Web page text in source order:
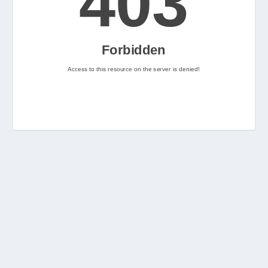
2
Nintenhype.Cat @nintenhype.cat
📅 Ja tenim aquí els
setmana? 👀